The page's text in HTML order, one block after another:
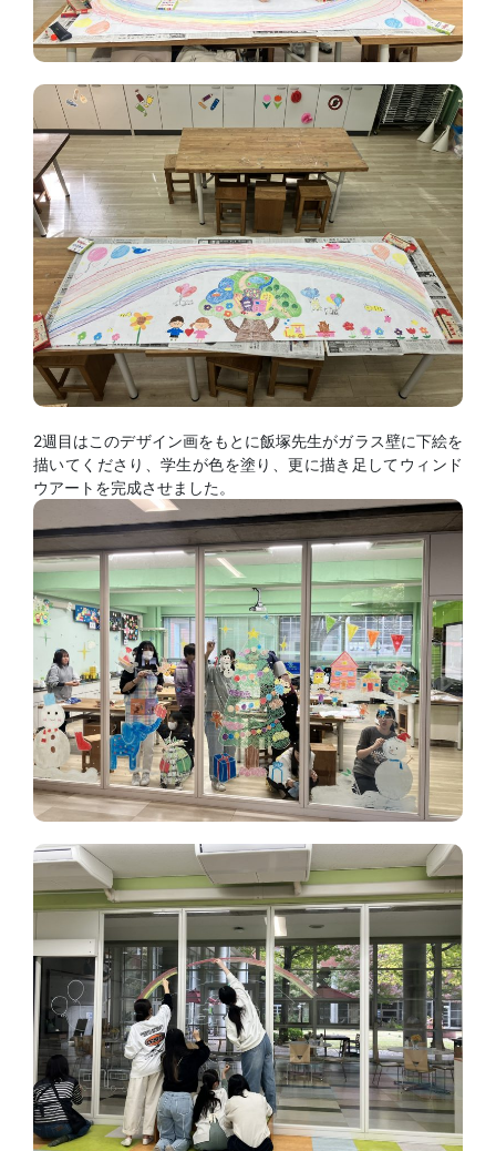
2週目はこのデザイン画をもとに飯塚先生がガラス壁に下絵を
描いてくださり、学生が色を塗り、更に描き足してウィンド
ウアートを完成させました。